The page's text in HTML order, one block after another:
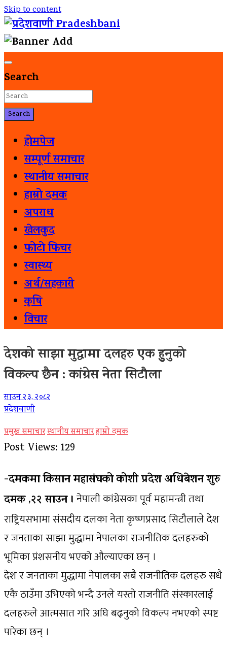
Skip to content
प्रदेशवाणी Pradeshbani
विकासकालागि संचार
Search
Search
होमपेज
सम्पूर्ण समाचार
स्थानीय समाचार
हाम्रो दमक
अपराध
खेलकुद
फोटो फिचर
स्वास्थ्य
अर्थ/सहकारी
कृषि
विचार
प्रमुख समाचारस्थानीय समाचारहाम्रो दमक
देशको साझा मुद्धामा दलहरु एक हुुनुको
विकल्प छैन : कांग्रेस नेता सिटौला
साउन २३, २०८२
प्रदेशवाणी
Post Views: 129
-दमकमा किसान महासंघको कोशी प्रदेश अधिबेशन शुरु
दमक ,२२ साउन । नेपाली कांग्रेसका पूर्व महामन्त्री तथा
राष्ट्रियसभामा संसदीय दलका नेता कृष्णप्रसाद सिटौलाले देश
र जनताका साझा मुद्धामा नेपालका राजनीतिक दलहरुको
भूमिका प्रंशसनीय भएको औल्याएका छन् ।
देश र जनताका मुद्धामा नेपालका सबै राजनीतिक दलहरु सधै
एकै ठाउँमा उभिएको भन्दै उनले यस्तो राजनीति संस्कारलाई
दलहरुले आत्मसात गरि अघि बढ्नुको विकल्प नभएको स्पष्ट
पारेका छन् ।